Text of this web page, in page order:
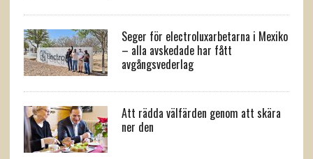
Seger för electroluxarbetarna i Mexiko
– alla avskedade har fått
avgångsvederlag
Att rädda välfärden genom att skära
ner den